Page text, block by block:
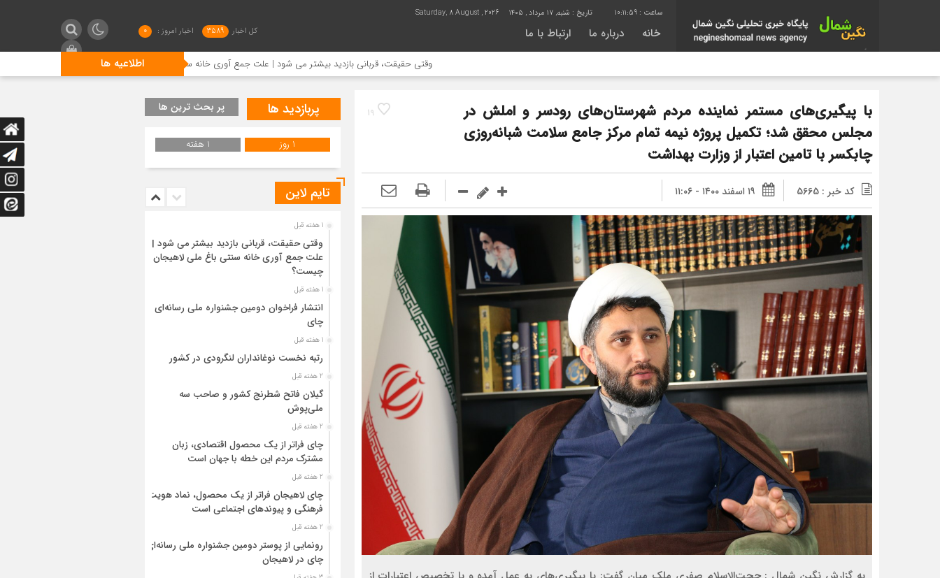
10:12:00 تاریخ : شنبه, ۱۷ مرداد , ۱۴۰۵ Saturday, 8 August , 2026
خانه درباره ما ارتباط با ما کل اخبار 3589 اخبار امروز : 0
اطلاعیه ها
وقتی حقیقت، قربانی بازدید بیشتر می شود | علت جمع آوری خانه سنتی باغ ملی لاهیجان چیست؟
19
با پیگیری‌های مستمر نماینده مردم شهرستان‌های رودسر و املش در
مجلس محقق شد؛ تکمیل پروژه نیمه تمام مرکز جامع سلامت شبانه‌روزی
چابکسر با تامین اعتبار از وزارت بهداشت
کد خبر : 5665 ۱۹ اسفند ۱۴۰۰ - ۱۱:۰۶
پربازدید ها پر بحث ترین ها
1 روز 1 هفته
تایم لاین
1 هفته قبل
وقتی حقیقت، قربانی بازدید بیشتر می شود |
علت جمع آوری خانه سنتی باغ ملی لاهیجان
چیست؟
1 هفته قبل
انتشار فراخوان دومین جشنواره ملی رسانه‌ای
چای
1 هفته قبل
رتبه نخست نوغانداران لنگرودی در کشور
2 هفته قبل
گیلان فاتح شطرنج کشور و صاحب سه
ملی‌پوش
2 هفته قبل
چای فراتر از یک محصول اقتصادی، زبان
مشترک مردم این خطه با جهان است
2 هفته قبل
چای لاهیجان فراتر از یک محصول، نماد هویت
فرهنگی و پیوندهای اجتماعی است
2 هفته قبل
رونمایی از پوستر دومین جشنواره ملی رسانه‌ای
چای در لاهیجان